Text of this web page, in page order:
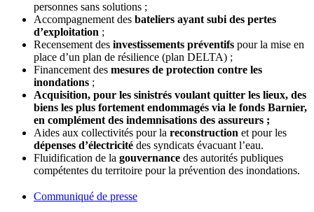
personnes sans solutions ;
Accompagnement des bateliers ayant subi des pertes
d’exploitation ;
Recensement des investissements préventifs pour la mise en
place d’un plan de résilience (plan DELTA) ;
Financement des mesures de protection contre les
inondations ;
Acquisition, pour les sinistrés voulant quitter les lieux, des
biens les plus fortement endommagés via le fonds Barnier,
en complément des indemnisations des assureurs ;
Aides aux collectivités pour la reconstruction et pour les
dépenses d’électricité des syndicats évacuant l’eau.
Fluidification de la gouvernance des autorités publiques
compétentes du territoire pour la prévention des inondations.
Communiqué de presse